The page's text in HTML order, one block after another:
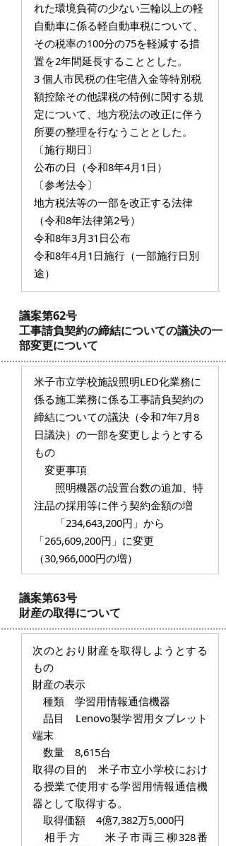
れた環境負荷の少ない三輪以上の軽
自動車に係る軽自動車税について、
その税率の100分の75を軽減する措
置を2年間延長することとした。
3 個人市民税の住宅借入金等特別税
額控除その他課税の特例に関する規
定について、地方税法の改正に伴う
所要の整理を行なうこととした。
〔施行期日〕
公布の日（令和8年4月1日）
〔参考法令〕
地方税法等の一部を改正する法律
（令和8年法律第2号）
令和8年3月31日公布
令和8年4月1日施行（一部施行日別
途）
議案第62号
工事請負契約の締結についての議決の一
部変更について
米子市立学校施設照明LED化業務に
係る施工業務に係る工事請負契約の
締結についての議決（令和7年7月8
日議決）の一部を変更しようとする
もの
変更事項
照明機器の設置台数の追加、特
注品の採用等に伴う契約金額の増
「234,643,200円」から
「265,609,200円」に変更
（30,966,000円の増）
議案第63号
財産の取得について
次のとおり財産を取得しようとする
もの
財産の表示
種類 学習用情報通信機器
品目 Lenovo製学習用タブレット
端末
数量 8,615台
取得の目的 米子市立小学校におけ
る授業で使用する学習用情報通信機
器として取得する。
取得価額 4億7,382万5,000円
相手方 米子市両三柳328番